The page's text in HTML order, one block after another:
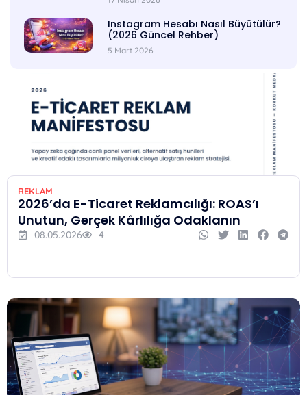
REKLAM
2026’da E-Ticaret Reklamcılığı: ROAS’ı
Unutun, Gerçek Kârlılığa Odaklanın
08.05.2026 4
Instagram Hesabı Nasıl Büyütülür?
(2026 Güncel Rehber)
5 Mart 2026